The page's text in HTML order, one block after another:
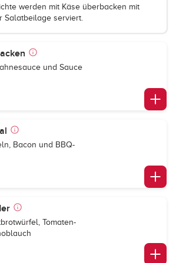
werden mit Käse überbacken mit
Salatbeilage serviert.
und Sauce
Bacon und BBQ-
Tomaten-